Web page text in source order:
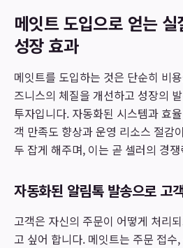
메잇트 도입으로 얻는
성장 효과
메잇트를 도입하는 것은 단순히 비
즈니스의 체질을 개선하고 성장의
투자입니다. 자동화된 시스템과 효
객 만족도 향상과 운영 리소스 절감
두 잡게 해주며, 이는 곧 셀러의 경
자동화된 알림톡 발송으로 고
고객은 자신의 주문이 어떻게 처리
고 싶어 합니다. 메잇트는 주문 접수